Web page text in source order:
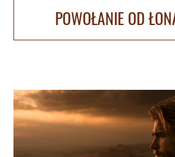
POWOŁANIE OD